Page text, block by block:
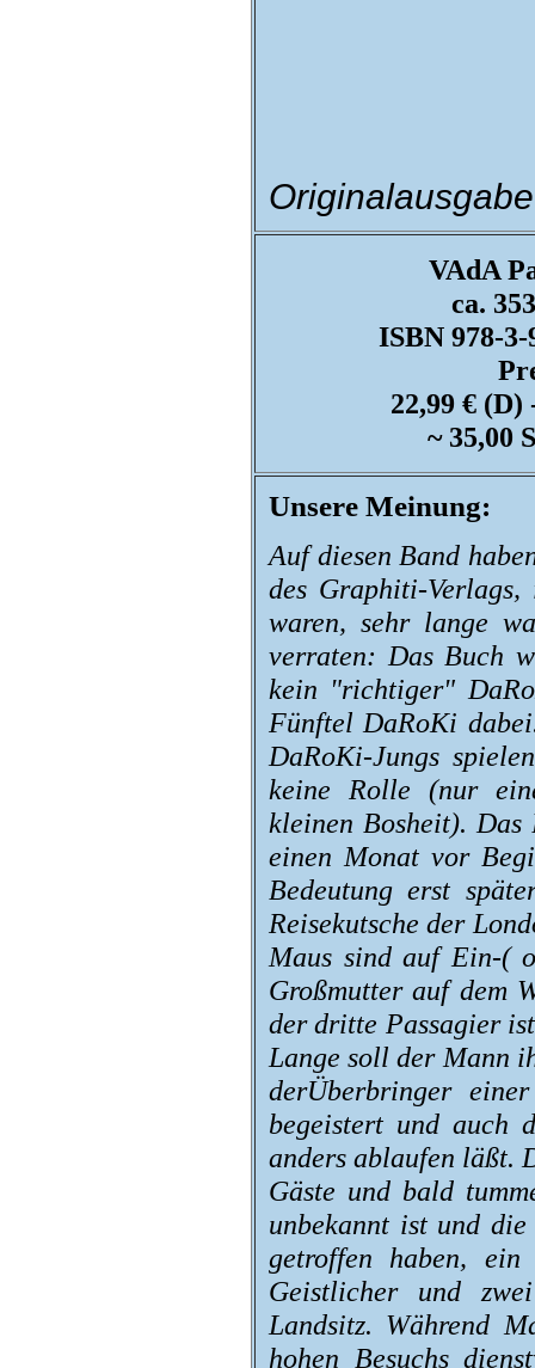
Originalausgabe
VAdA
ca.
ISBN 978-3-
22,99 € (D)
~ 35,00
Unsere Meinung:
Auf diesen Band
des Graphiti-
waren, sehr lange
verraten: Das Buch
kein "richtiger"
Fünftel DaRoKi
DaRoKi-Jungs
keine Rolle (nur
kleinen Bosheit).
einen Monat vor
Bedeutung erst
Reisekutsche der
Maus sind auf Ein-(
Großmutter auf dem
der dritte Passagier
Lange soll der Mann
derÜberbringer
begeistert und auch
anders ablaufen läßt.
Gäste und bald
unbekannt ist und
getroffen haben, ein
Geistlicher und
Landsitz. Während
hohen Besuchs